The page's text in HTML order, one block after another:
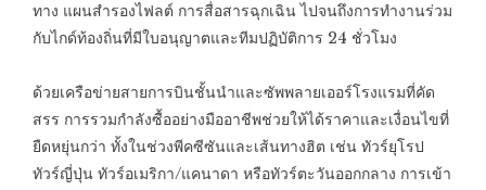
ทาง แผนสำรองไฟลต์ การสื่อสารฉุกเฉิน ไปจนถึงการทำงานร่วม
กับไกด์ท้องถิ่นที่มีใบอนุญาตและทีมปฏิบัติการ 24 ชั่วโมง
ด้วยเครือข่ายสายการบินชั้นนำและซัพพลายเออร์โรงแรมที่คัด
สรร การรวมกำลังซื้ออย่างมืออาชีพช่วยให้ได้ราคาและเงื่อนไขที่
ยืดหยุ่นกว่า ทั้งในช่วงพีคซีซันและเส้นทางฮิต เช่น ทัวร์ยุโรป
ทัวร์ญี่ปุ่น ทัวร์อเมริกา/แคนาดา หรือทัวร์ตะวันออกกลาง การเข้า